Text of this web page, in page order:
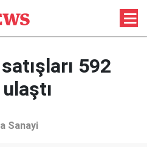
592
Sanayi